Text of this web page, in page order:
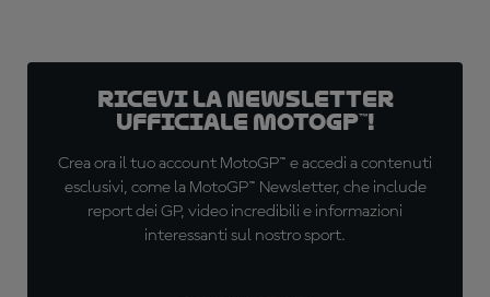
Ricevi la newsletter
ufficiale MotoGP™!
Crea ora il tuo account MotoGP™ e accedi a contenuti
esclusivi, come la MotoGP™ Newsletter, che include
report dei GP, video incredibili e informazioni
interessanti sul nostro sport.